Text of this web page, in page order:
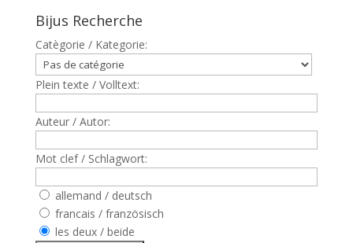
Bijus Recherche
Catègorie / Kategorie:
Plein texte / Volltext:
Auteur / Autor:
Mot clef / Schlagwort:
allemand / deutsch
francais / französisch
les deux / beide